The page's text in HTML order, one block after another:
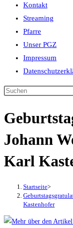
Kontakt
Streaming
Pfarre
Unser PGZ
Impressum
Johann
Karl
Startseite>
Kastenhofer